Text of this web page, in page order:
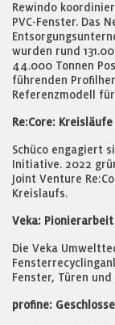
Rewindo
PVC-Fenster. Das
wurden rund
44.000 Tonnen
führenden
Referenzmodell
Re:Core:
Schüco engagiert
Initiative. 2022
Joint Venture
Kreislaufs.
Veka: Pionierarbeit
Die Veka
Fenster, Türen
profine: